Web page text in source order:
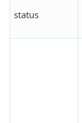
status